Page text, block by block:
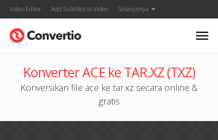
Video Editor Add Subtitles to Video Selanjutnya
Konverter ACE ke TAR.XZ (TXZ)
Konversikan file ace ke tar.xz secara online &
gratis